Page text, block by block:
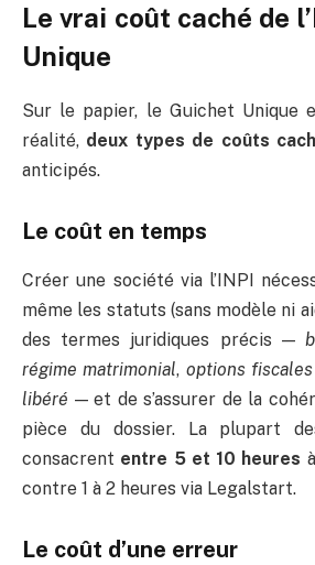
Le vrai coût caché de
Unique
Sur le papier, le Guichet Unique
réalité, deux types de coûts
anticipés.
Le coût en temps
Créer une société via l’INPI
même les statuts (sans modèle ni
des termes juridiques précis —
régime matrimonial, options
libéré — et de s’assurer de la
pièce du dossier. La plupart
consacrent entre 5 et 10 heures
contre 1 à 2 heures via Legalstart.
Le coût d’une erreur